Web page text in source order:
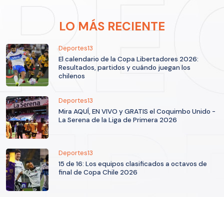
LO MÁS RECIENTE
Deportes13
El calendario de la Copa Libertadores 2026:
Resultados, partidos y cuándo juegan los
chilenos
Deportes13
Mira AQUÍ, EN VIVO y GRATIS el Coquimbo Unido -
La Serena de la Liga de Primera 2026
Deportes13
15 de 16: Los equipos clasificados a octavos de
final de Copa Chile 2026